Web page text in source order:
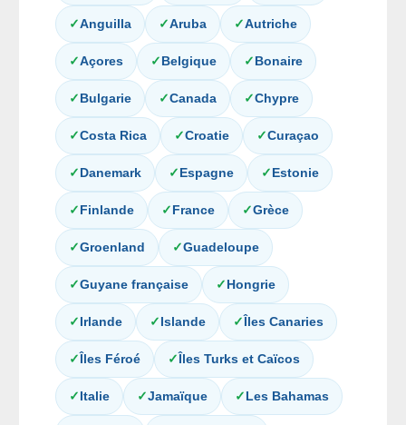
✓Anguilla ✓Aruba ✓Autriche
✓Açores ✓Belgique ✓Bonaire
✓Bulgarie ✓Canada ✓Chypre
✓Costa Rica ✓Croatie ✓Curaçao
✓Danemark ✓Espagne ✓Estonie
✓Finlande ✓France ✓Grèce
✓Groenland ✓Guadeloupe
✓Guyane française ✓Hongrie
✓Irlande ✓Islande ✓Îles Canaries
✓Îles Féroé ✓Îles Turks et Caïcos
✓Italie ✓Jamaïque ✓Les Bahamas